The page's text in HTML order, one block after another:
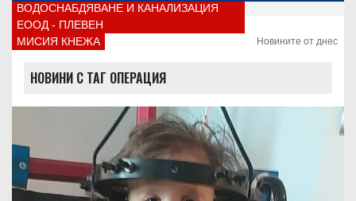
ВОДОСНАБДЯВАНЕ И КАНАЛИЗАЦИЯ
ЕООД - ПЛЕВЕН
МИСИЯ КНЕЖА
Новините от днес
НОВИНИ С ТАГ ОПЕРАЦИЯ